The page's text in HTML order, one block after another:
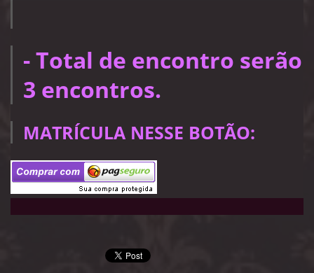
- Total de encontro serão
3 encontros.
MATRÍCULA NESSE BOTÃO: